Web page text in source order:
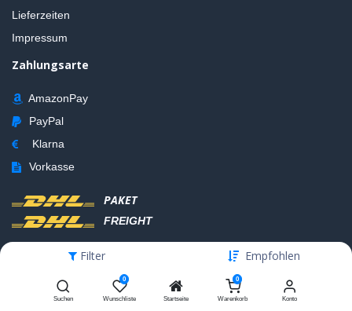
Filter Empfohlen
Suchen
0
Wunschliste Startseite
0
Warenkorb Konto
Lieferzeiten
Impressum
Zahlungsarte
AmazonPay
PayPal
Klarna
Vorkasse
PAKET
FREIGHT